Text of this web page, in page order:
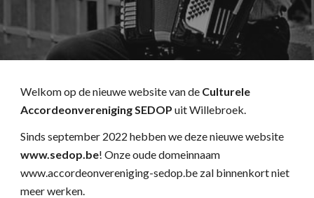
Welkom op de nieuwe website van de Culturele
Accordeonvereniging SEDOP uit Willebroek.
Sinds september 2022 hebben we deze nieuwe website
www.sedop.be! Onze oude domeinnaam
www.accordeonvereniging-sedop.be zal binnenkort niet
meer werken.